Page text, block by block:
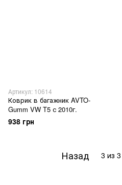
Артикул: 10614
Коврик в багажник AVTO-
Gumm VW T5 с 2010г.
938 грн
Назад 3 из 3